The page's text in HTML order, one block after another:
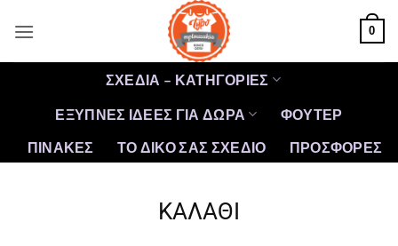
στο
0
ΣΧΕΔΙΑ – ΚΑΤΗΓΟΡΙΕΣ
ΕΞΥΠΝΕΣ ΙΔΕΕΣ ΓΙΑ ΔΩΡΑ
ΦΟΥΤΕΡ
ΠΙΝΑΚΕΣ
ΤΟ ΔΙΚΟ ΣΑΣ ΣΧΕΔΙΟ ΠΡΟΣΦΟΡΈΣ
ΚΑΛΆΘΙ